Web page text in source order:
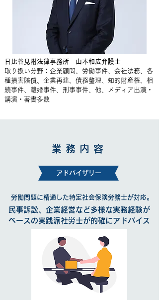
日比谷見附法律事務所 山本和広弁護士
​取り扱い分野：企業顧問、労働事件、会社法務、各
種損害賠償、企業再建、債務整理、知的財産権、相
続事件、離婚事件、刑事事件、他、メディア出演・
講演・著書多数
業務内容
アドバイザリー
労働問題に精通した特定社会保険労務士が対応。
民事訴訟、企業経営など多様な実務経験が
ベースの実践派社労士が的確にアドバイス